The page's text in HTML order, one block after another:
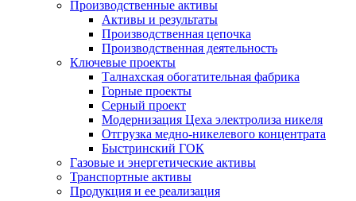
Производственные активы
Активы и результаты
Производственная цепочка
Производственная деятельность
Ключевые проекты
Талнахская обогатительная фабрика
Горные проекты
Серный проект
Модернизация Цеха электролиза никеля
Отгрузка медно-никелевого концентрата
Быстринский ГОК
Газовые и энергетические активы
Транспортные активы
Продукция и ее реализация